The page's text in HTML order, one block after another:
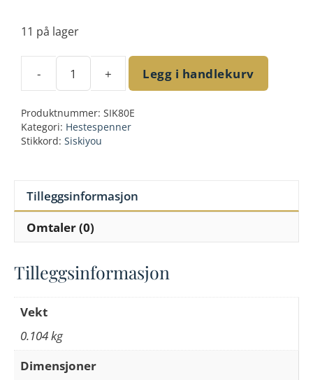
11 på lager
-
Horsehead,colt
saddle
buckle
+ Legg i handlekurv
Produktnummer: SIK80E
Kategori: Hestespenner
Stikkord: Siskiyou
Tilleggsinformasjon
Omtaler (0)
Tilleggsinformasjon
Vekt
0.104 kg
Dimensjoner